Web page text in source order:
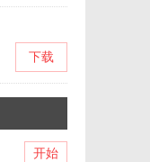
下载
开始